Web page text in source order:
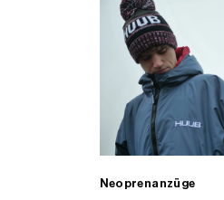
Neoprenanzüge